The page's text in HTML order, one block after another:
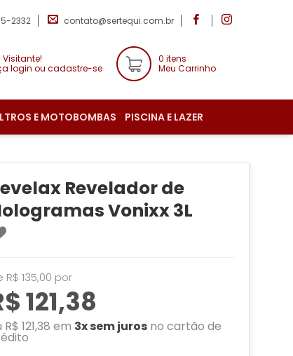
2332 contato@sertequi.com.br
Visitante!
login ou cadastre-se
0 itens
Meu Carrinho
E MOTOBOMBAS PISCINA E LAZER
Revelador de
Vonixx 3L
R$ 135,00 por
121,38
R$ 121,38 em 3x sem jurosno cartão de